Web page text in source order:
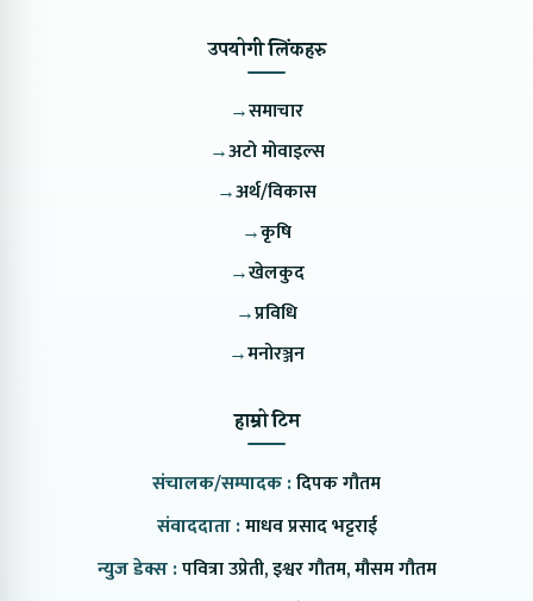
उपयोगी लिंकहरु
→समाचार
→अटो मोवाइल्स
→अर्थ/विकास
→कृषि
→खेलकुद
→प्रविधि
→मनोरञ्जन
हाम्रो टिम
संचालक/सम्पादक :दिपक गौतम
संवाददाता :माधव प्रसाद भट्टराई
न्युज डेक्स :पवित्रा उप्रेती, इश्वर गौतम, मौसम गौतम